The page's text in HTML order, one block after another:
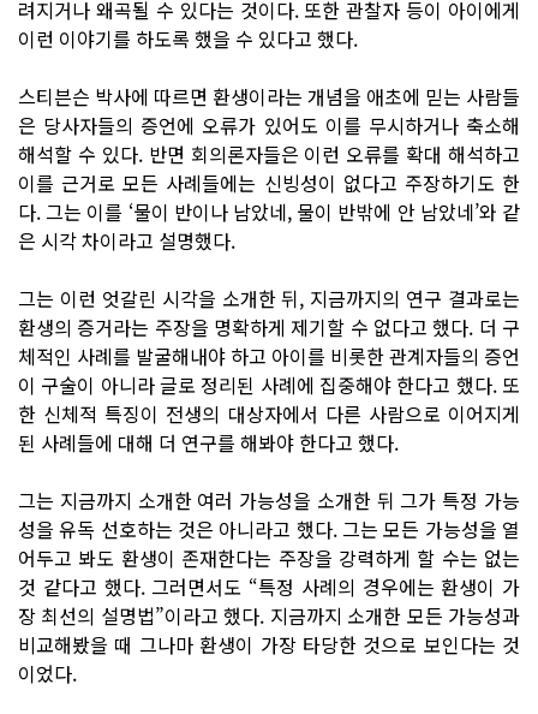
려지거나 왜곡될 수 있다는 것이다. 또한 관찰자 등이 아이에게
이런 이야기를 하도록 했을 수 있다고 했다.
스티븐슨 박사에 따르면 환생이라는 개념을 애초에 믿는 사람들
은 당사자들의 증언에 오류가 있어도 이를 무시하거나 축소해
해석할 수 있다. 반면 회의론자들은 이런 오류를 확대 해석하고
이를 근거로 모든 사례들에는 신빙성이 없다고 주장하기도 한
다. 그는 이를 ‘물이 반이나 남았네, 물이 반밖에 안 남았네’와 같
은 시각 차이라고 설명했다.
그는 이런 엇갈린 시각을 소개한 뒤, 지금까지의 연구 결과로는
환생의 증거라는 주장을 명확하게 제기할 수 없다고 했다. 더 구
체적인 사례를 발굴해내야 하고 아이를 비롯한 관계자들의 증언
이 구술이 아니라 글로 정리된 사례에 집중해야 한다고 했다. 또
한 신체적 특징이 전생의 대상자에서 다른 사람으로 이어지게
된 사례들에 대해 더 연구를 해봐야 한다고 했다.
그는 지금까지 소개한 여러 가능성을 소개한 뒤 그가 특정 가능
성을 유독 선호하는 것은 아니라고 했다. 그는 모든 가능성을 열
어두고 봐도 환생이 존재한다는 주장을 강력하게 할 수는 없는
것 같다고 했다. 그러면서도 “특정 사례의 경우에는 환생이 가
장 최선의 설명법”이라고 했다. 지금까지 소개한 모든 가능성과
비교해봤을 때 그나마 환생이 가장 타당한 것으로 보인다는 것
이었다.